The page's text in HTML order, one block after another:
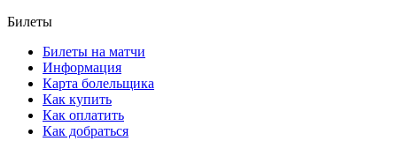
Билеты
Билеты на матчи
Информация
Карта болельщика
Как купить
Как оплатить
Как добраться